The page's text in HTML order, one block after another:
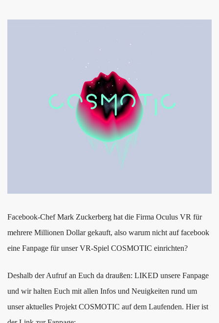
Facebook-Chef Mark Zuckerberg hat die Firma Oculus VR für
mehrere Millionen Dollar gekauft, also warum nicht auf facebook
eine Fanpage für unser VR-Spiel COSMOTIC einrichten?
Deshalb der Aufruf an Euch da draußen: LIKED unsere Fanpage
und wir halten Euch mit allen Infos und Neuigkeiten rund um
unser aktuelles Projekt COSMOTIC auf dem Laufenden. Hier ist